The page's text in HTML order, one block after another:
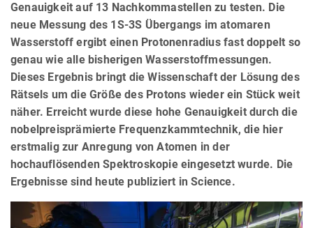
Genauigkeit auf 13 Nachkommastellen zu testen. Die
neue Messung des 1S-3S Übergangs im atomaren
Wasserstoff ergibt einen Protonenradius fast doppelt so
genau wie alle bisherigen Wasserstoffmessungen.
Dieses Ergebnis bringt die Wissenschaft der Lösung des
Rätsels um die Größe des Protons wieder ein Stück weit
näher. Erreicht wurde diese hohe Genauigkeit durch die
nobelpreisprämierte Frequenzkammtechnik, die hier
erstmalig zur Anregung von Atomen in der
hochauflösenden Spektroskopie eingesetzt wurde. Die
Ergebnisse sind heute publiziert in Science.